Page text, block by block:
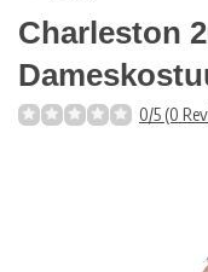
Charleston
0/5 (0